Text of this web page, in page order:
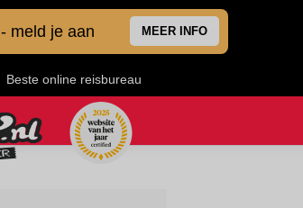
- meld je aan MEER INFO
Beste online reisbureau